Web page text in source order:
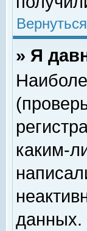
» Я
каким-
данных.